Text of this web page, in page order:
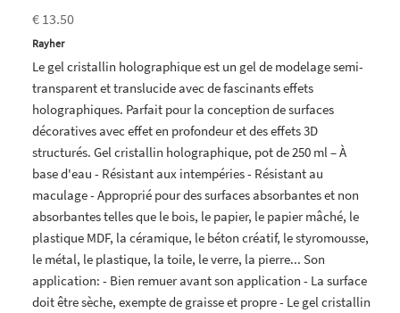
€ 13.50
Rayher
Le gel cristallin holographique est un gel de modelage semi-
transparent et translucide avec de fascinants effets
holographiques. Parfait pour la conception de surfaces
décoratives avec effet en profondeur et des effets 3D
structurés. Gel cristallin holographique, pot de 250 ml – À
base d'eau - Résistant aux intempéries - Résistant au
maculage - Approprié pour des surfaces absorbantes et non
absorbantes telles que le bois, le papier, le papier mâché, le
plastique MDF, la céramique, le béton créatif, le styromousse,
le métal, le plastique, la toile, le verre, la pierre... Son
application: - Bien remuer avant son application - La surface
doit être sèche, exempte de graisse et propre - Le gel cristallin